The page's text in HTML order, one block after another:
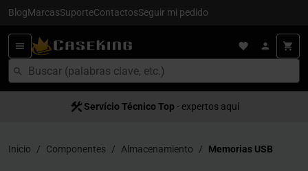
BlogMarcasSuporteContactosSeguir mi pedido
Entrega en 24/48h- para España
Servício Técnico Top - expertos aquí
Inicio Componentes Almacenamiento Memorias USB